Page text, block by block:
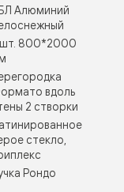
Алюминий
800*2000
вдоль
2 створки
стекло,
Рондо